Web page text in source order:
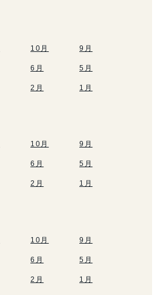
10月 9月
6月 5月
2月 1月
10月 9月
6月 5月
2月 1月
10月 9月
6月 5月
2月 1月